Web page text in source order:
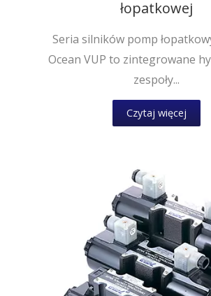
łopatkowej
Seria silników pomp
Ocean VUP to zintegrowane
zespoły...
Czytaj więcej